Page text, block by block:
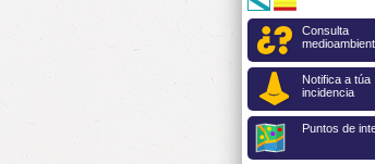
Consulta
Notifica a túa
incidencia
Puntos de